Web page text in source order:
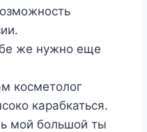
же нужно еще
косметолог
карабкаться.
мой большой ты